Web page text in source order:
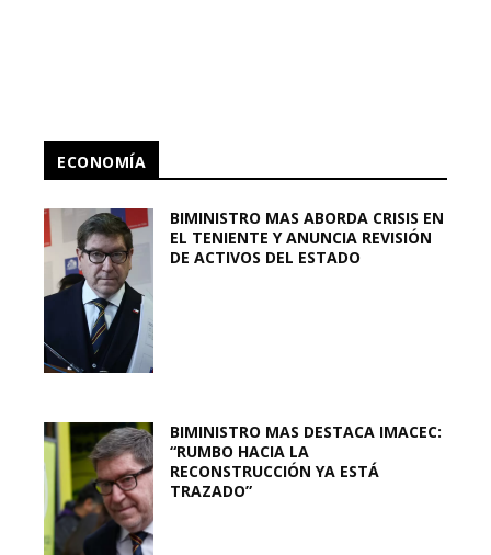
ECONOMÍA
BIMINISTRO MAS ABORDA CRISIS EN
EL TENIENTE Y ANUNCIA REVISIÓN
DE ACTIVOS DEL ESTADO
BIMINISTRO MAS DESTACA IMACEC:
“RUMBO HACIA LA
RECONSTRUCCIÓN YA ESTÁ
TRAZADO”